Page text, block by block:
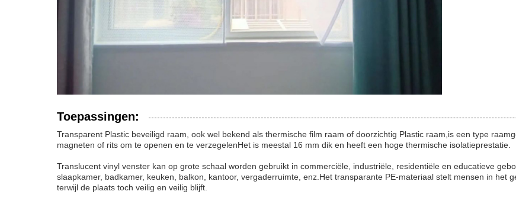
Toepassingen:
Transparent Plastic beveiligd raam, ook wel bekend als thermische film raam of doorzichtig Plastic raam,is een type
magneten of rits om te openen en te verzegelenHet is meestal 16 mm dik en heeft een hoge thermische isolatieprestatie.
Translucent vinyl venster kan op grote schaal worden gebruikt in commerciële, industriële, residentiële en educatieve
slaapkamer, badkamer, keuken, balkon, kantoor, vergaderruimte, enz.Het transparante PE-materiaal stelt mensen in het
terwijl de plaats toch veilig en veilig blijft.